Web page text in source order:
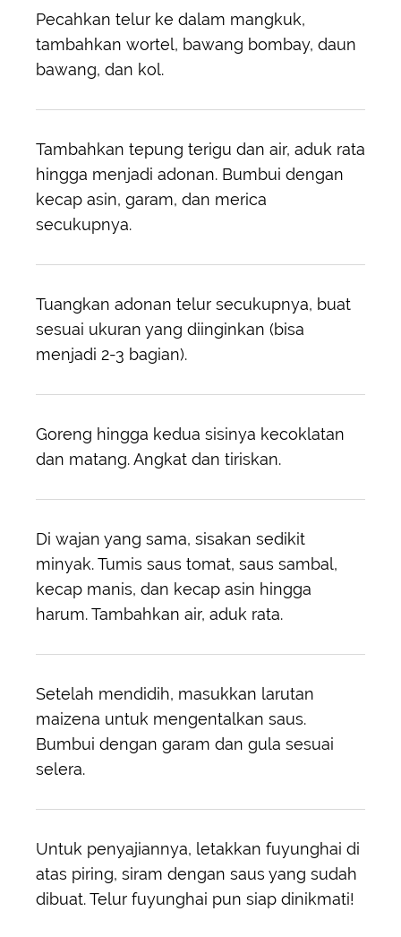
Pecahkan telur ke dalam mangkuk,
tambahkan wortel, bawang bombay, daun
bawang, dan kol.
Tambahkan tepung terigu dan air, aduk rata
hingga menjadi adonan. Bumbui dengan
kecap asin, garam, dan merica
secukupnya.
Tuangkan adonan telur secukupnya, buat
sesuai ukuran yang diinginkan (bisa
menjadi 2-3 bagian).
Goreng hingga kedua sisinya kecoklatan
dan matang. Angkat dan tiriskan.
Di wajan yang sama, sisakan sedikit
minyak. Tumis saus tomat, saus sambal,
kecap manis, dan kecap asin hingga
harum. Tambahkan air, aduk rata.
Setelah mendidih, masukkan larutan
maizena untuk mengentalkan saus.
Bumbui dengan garam dan gula sesuai
selera.
Untuk penyajiannya, letakkan fuyunghai di
atas piring, siram dengan saus yang sudah
dibuat. Telur fuyunghai pun siap dinikmati!